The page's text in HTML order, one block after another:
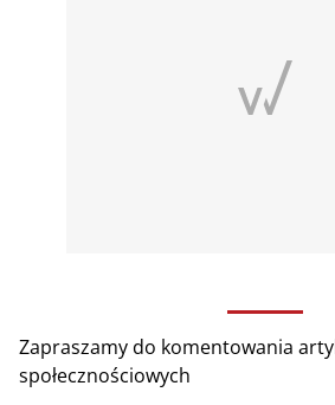
Zapraszamy do komentowania
społecznościowych